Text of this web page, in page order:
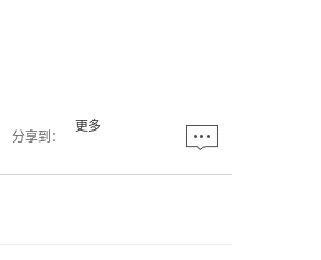
分享到：
更多